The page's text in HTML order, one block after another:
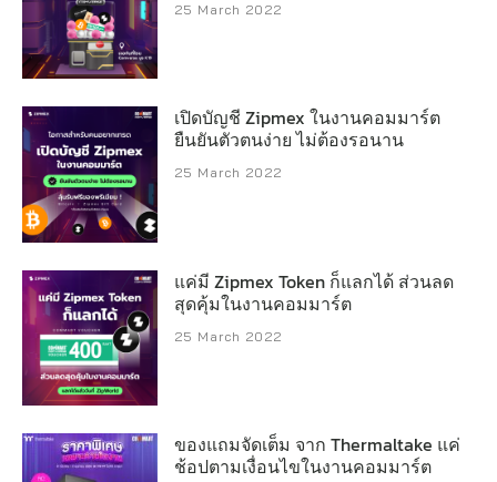
25 March 2022
เปิดบัญชี Zipmex ในงานคอมมาร์ต
ยืนยันตัวตนง่าย ไม่ต้องรอนาน
25 March 2022
แค่มี Zipmex Token ก็แลกได้ ส่วนลด
สุดคุ้มในงานคอมมาร์ต
25 March 2022
ของแถมจัดเต็ม จาก Thermaltake แค่
ช้อปตามเงื่อนไขในงานคอมมาร์ต